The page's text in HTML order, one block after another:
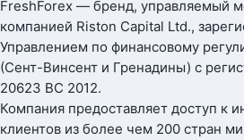
FreshForex — бренд, управляемый
компанией Riston Capital Ltd.,
Управлением по финансовому
(Сент-Винсент и Гренадины) с
20623 BC 2012.
Компания предоставляет доступ к
клиентов из более чем 200 стран